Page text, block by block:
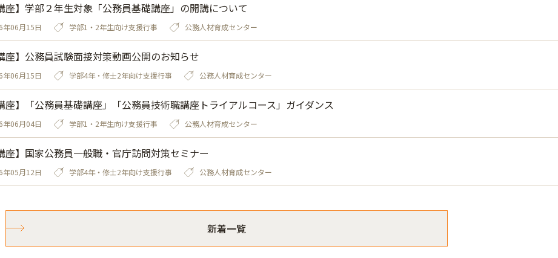
座】学部２年生対象「公務員基礎講座」の開講について
年06月15日 学部1・2年生向け支援行事 公務人材育成センター
座】公務員試験面接対策動画公開のお知らせ
年06月15日 学部4年・修士2年向け支援行事 公務人材育成センター
座】「公務員基礎講座」「公務員技術職講座トライアルコース」ガイダンス
年06月04日 学部1・2年生向け支援行事 公務人材育成センター
座】国家公務員一般職・官庁訪問対策セミナー
年05月12日 学部4年・修士2年向け支援行事 公務人材育成センター
新着一覧